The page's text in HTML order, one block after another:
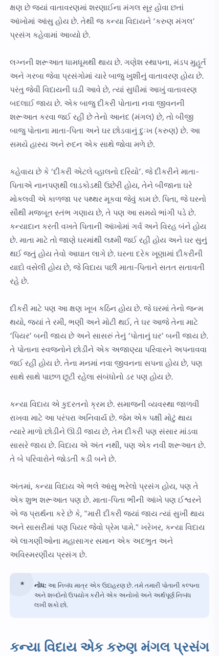
ક્ષણ છે જ્યાં વાતાવરણમાં શરણાઈના મંગલ સૂર હોવા છતાં
આંખોમાં આંસુ હોય છે. તેથી જ કન્યા વિદાયને ‘કરુણ મંગલ’
પ્રસંગ કહેવામાં આવ્યો છે.
લગ્નની શરૂઆત ધામધૂમથી થાય છે. ગણેશ સ્થાપના, મંડપ મુહૂર્ત
અને ગરબા જેવા પ્રસંગોમાં ચારે બાજુ ખુશીનું વાતાવરણ હોય છે.
પરંતુ જેવી વિદાયની ઘડી આવે છે, ત્યાં સુધીમાં આખું વાતાવરણ
બદલાઈ જાય છે. એક બાજુ દીકરી પોતાના નવા જીવનની
શરૂઆત કરવા જઈ રહી છે તેનો આનંદ (મંગલ) છે, તો બીજી
બાજુ પોતાના માતા-પિતા અને ઘર છોડવાનું દુઃખ (કરુણ) છે. આ
સમયે હાસ્ય અને રુદન એક સાથે જોવા મળે છે.
કહેવાય છે કે ‘દીકરી એટલે વ્હાલનો દરિયો’. જે દીકરીને માતા-
પિતાએ નાનપણથી લાડકોડથી ઉછેરી હોય, તેને બીજાના ઘરે
મોકલવી એ કાળજા પર પથ્થર મૂકવા જેવું કામ છે. પિતા, જે ઘરનો
સૌથી મજબૂત સ્તંભ ગણાય છે, તે પણ આ સમયે ભાંગી પડે છે.
કન્યાદાન કરતી વખતે પિતાની આંખોમાં ગર્વ અને વિરહ બંને હોય
છે. માતા માટે તો જાણે ઘરમાંથી લક્ષ્મી જઈ રહી હોય અને ઘર સુનું
થઈ જતું હોય તેવો આઘાત લાગે છે. ઘરના દરેક ખૂણામાં દીકરીની
યાદો વસેલી હોય છે, જે વિદાય પછી માતા-પિતાને સતત સતાવતી
રહે છે.
દીકરી માટે પણ આ ક્ષણ ખૂબ કઠિન હોય છે. જે ઘરમાં તેનો જન્મ
થયો, જ્યાં તે રમી, ભણી અને મોટી થઈ, તે ઘર આજે તેના માટે
‘પિયર’ બની જાય છે અને સાસરું તેનું ‘પોતાનું ઘર’ બની જાય છે.
તે પોતાના સ્વજનોને છોડીને એક અજાણ્યા પરિવારને અપનાવવા
જઈ રહી હોય છે. તેના મનમાં નવા જીવનના સપના હોય છે, પણ
સાથે સાથે પાછળ છૂટી રહેલા સંબંધોનો ડર પણ હોય છે.
કન્યા વિદાય એ કુદરતનો ક્રમ છે. સમાજની વ્યવસ્થા જાળવી
રાખવા માટે આ પરંપરા અનિવાર્ય છે. જેમ એક પક્ષી મોટું થાય
ત્યારે માળો છોડીને ઊડી જાય છે, તેમ દીકરી પણ સંસાર માંડવા
સાસરે જાય છે. વિદાય એ અંત નથી, પણ એક નવી શરૂઆત છે.
તે બે પરિવારોને જોડતી કડી બને છે.
અંતમાં, કન્યા વિદાય એ ભલે આંસુ ભરેલો પ્રસંગ હોય, પણ તે
એક શુભ શરૂઆત પણ છે. માતા-પિતા ભીની આંખે પણ ઈશ્વરને
એ જ પ્રાર્થના કરે છે કે, "મારી દીકરી જ્યાં જાય ત્યાં સુખી થાય
અને સાસરીમાં પણ પિયર જેવો પ્રેમ પામે." ખરેખર, કન્યા વિદાય
એ લાગણીઓના મહાસાગર સમાન એક અદભુત અને
અવિસ્મરણીય પ્રસંગ છે.
નોધ: આ નિબંધ માત્ર એક ઉદાહરણ છે. તમે તમારી પોતાની કલ્પના
અને શબ્દોનો ઉપયોગ કરીને એક અનોખો અને અર્થપૂર્ણ નિબંધ
લખી શકો છો.
કન્યા વિદાય એક કરુણ મંગલ પ્રસંગ